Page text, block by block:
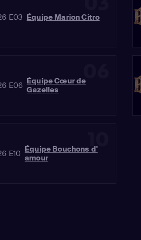
E03 Équipe Marion Citro
E06 Équipe Cœur de
Gazelles
10
E10 Équipe Bouchons d'
amour